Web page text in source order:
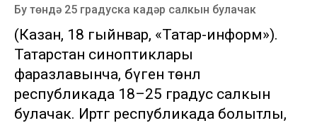
Бу төндә 25 градуска кадәр салкын булачак
(Казан, 18 гыйнвар, «Татар-информ»).
Татарстан синоптиклары
фаразлавынча, бүген төнлә
республикада 18–25 градус салкын
булачак. Иртәгә республикада болытлы,